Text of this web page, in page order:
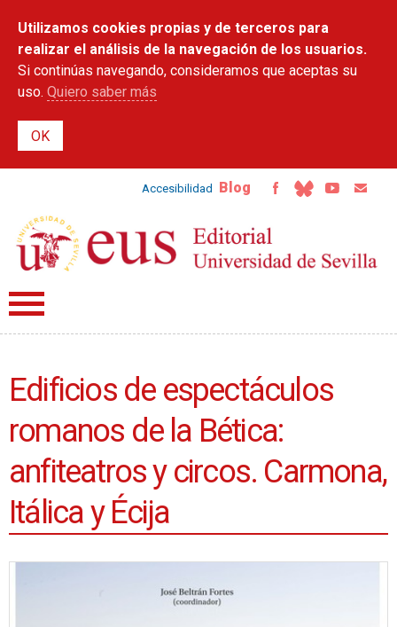
contenido
principal
Utilizamos cookies propias y de terceros para
realizar el análisis de la navegación de los usuarios.
Si continúas navegando, consideramos que aceptas su
uso. Quiero saber más
Accesibilidad Blog
Edificios de espectáculos
romanos de la Bética:
anfiteatros y circos. Carmona,
Itálica y Écija